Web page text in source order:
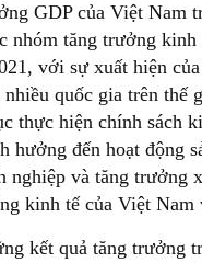
GDP của Việt Nam
nhóm tăng trưởng kinh
với sự xuất hiện
quốc gia trên thế
thực hiện chính sách
hưởng đến hoạt động
nghiệp và tăng trưởng
kinh tế của Việt Nam
kết quả tăng trưởng